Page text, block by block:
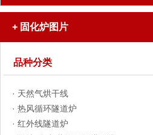
+ 固化炉图片
品种分类
· 天然气烘干线
· 热风循环隧道炉
· 红外线隧道炉